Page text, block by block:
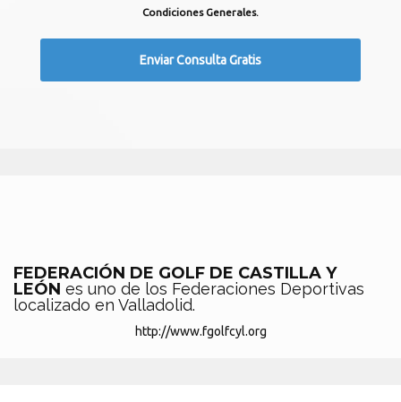
Condiciones Generales.
FEDERACIÓN DE GOLF DE CASTILLA Y
LEÓN es uno de los Federaciones Deportivas
localizado en Valladolid.
http://www.fgolfcyl.org